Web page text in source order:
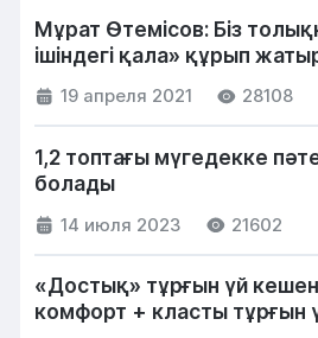
Мұрат Өтемісов: Біз
ішіндегі қала» құрып
19 апреля 2021 28108
1,2 топтағы мүгедекке
болады
14 июля 2023 21602
«Достық» тұрғын үй
комфорт + класты тұрғын